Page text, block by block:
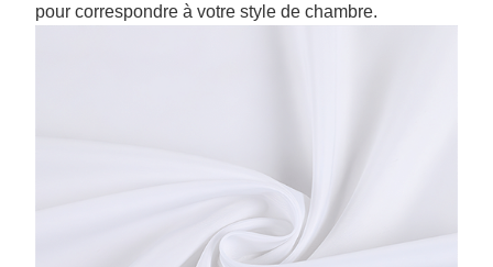
pour correspondre à votre style de chambre.